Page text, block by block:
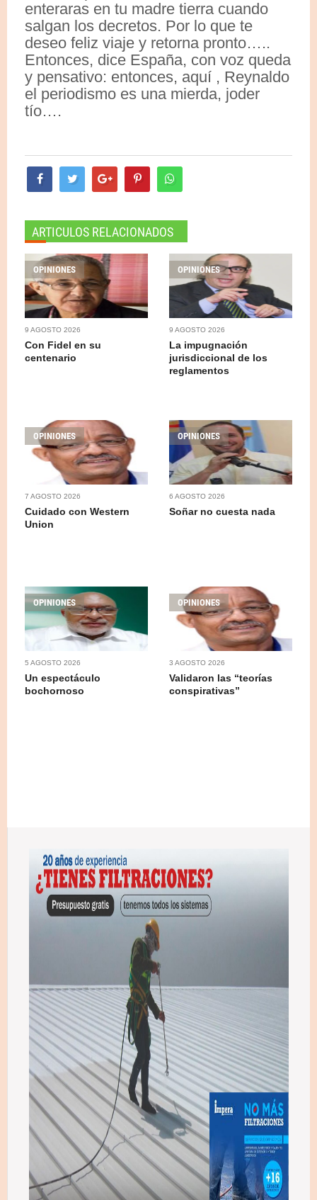
enteraras en tu madre tierra cuando
salgan los decretos. Por lo que te
deseo feliz viaje y retorna pronto…..
Entonces, dice España, con voz queda
y pensativo: entonces, aquí , Reynaldo
el periodismo es una mierda, joder
tío….
ARTICULOS RELACIONADOS
OPINIONES
9 AGOSTO 2026
Con Fidel en su
centenario
OPINIONES
9 AGOSTO 2026
La impugnación
jurisdiccional de los
reglamentos
OPINIONES
7 AGOSTO 2026
Cuidado con Western
Union
OPINIONES
6 AGOSTO 2026
Soñar no cuesta nada
OPINIONES
5 AGOSTO 2026
Un espectáculo
bochornoso
OPINIONES
3 AGOSTO 2026
Validaron las “teorías
conspirativas”